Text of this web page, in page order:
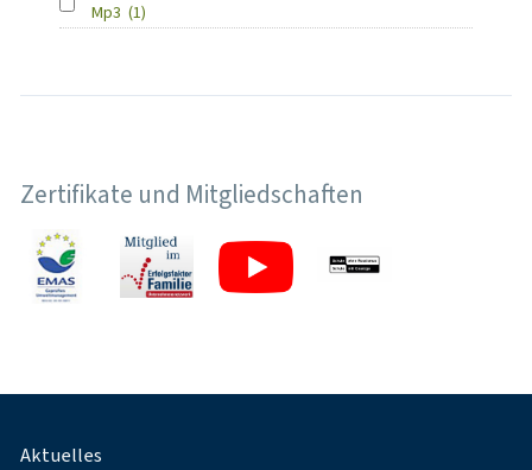
Mp3 (1)
Zertifikate und Mitgliedschaften
Fußnavigation
Aktuelles